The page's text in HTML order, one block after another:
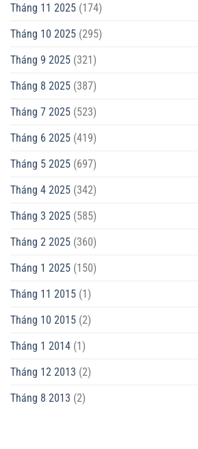
Tháng 11 2025 (174)
Tháng 10 2025 (295)
Tháng 9 2025 (321)
Tháng 8 2025 (387)
Tháng 7 2025 (523)
Tháng 6 2025 (419)
Tháng 5 2025 (697)
Tháng 4 2025 (342)
Tháng 3 2025 (585)
Tháng 2 2025 (360)
Tháng 1 2025 (150)
Tháng 11 2015 (1)
Tháng 10 2015 (2)
Tháng 1 2014 (1)
Tháng 12 2013 (2)
Tháng 8 2013 (2)